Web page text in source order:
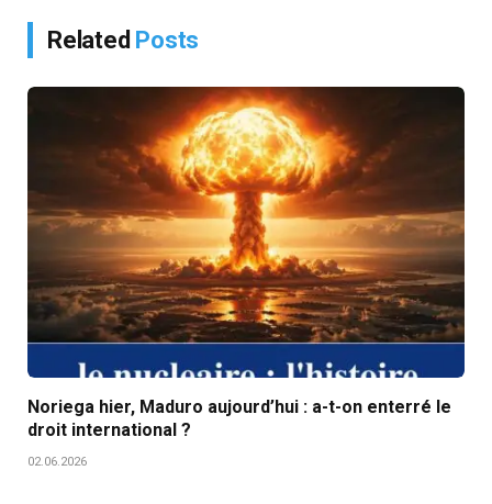
Related Posts
Noriega hier, Maduro aujourd’hui : a-t-on enterré le
droit international ?
02.06.2026